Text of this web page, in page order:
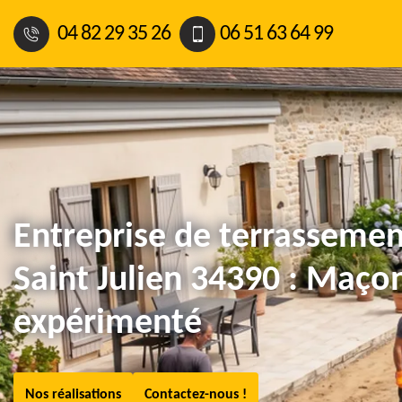
04 82 29 35 26 06 51 63 64 99
Entreprise de
Saint Julien 34390 :
expérimenté
Nos réalisations Contactez-nous !